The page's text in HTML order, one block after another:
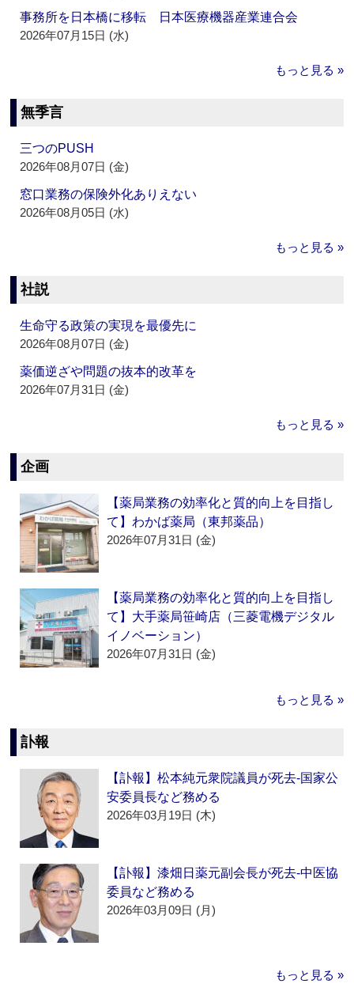
事務所を日本橋に移転 日本医療機器産業連合会
2026年07月15日 (水)
もっと見る »
無季言
三つのPUSH
2026年08月07日 (金)
窓口業務の保険外化ありえない
2026年08月05日 (水)
もっと見る »
社説
生命守る政策の実現を最優先に
2026年08月07日 (金)
薬価逆ざや問題の抜本的改革を
2026年07月31日 (金)
もっと見る »
企画
【薬局業務の効率化と質的向上を目指し
て】わかば薬局（東邦薬品）
2026年07月31日 (金)
【薬局業務の効率化と質的向上を目指し
て】大手薬局笹崎店（三菱電機デジタル
イノベーション）
2026年07月31日 (金)
もっと見る »
訃報
【訃報】松本純元衆院議員が死去‐国家公
安委員長など務める
2026年03月19日 (木)
【訃報】漆畑日薬元副会長が死去‐中医協
委員など務める
2026年03月09日 (月)
もっと見る »